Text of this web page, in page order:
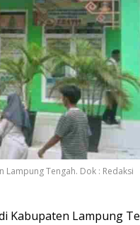
Tengah. Dok : Redaksi
Kabupaten Lampung